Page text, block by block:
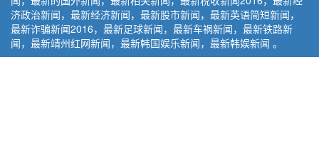
济政治新闻，最新经济新闻，最新股市新闻，最新英语简短新闻，
最新诈骗新闻2016，最新足球新闻，最新车祸新闻，最新铁路新
闻，最新靖州红网新闻，最新韩国娱乐新闻，最新韩娱新闻 。